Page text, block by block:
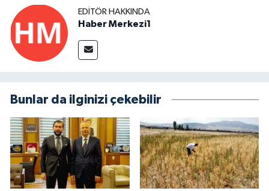
EDITÖR HAKKINDA
Haber Merkezi1
Bunlar da ilginizi çekebilir